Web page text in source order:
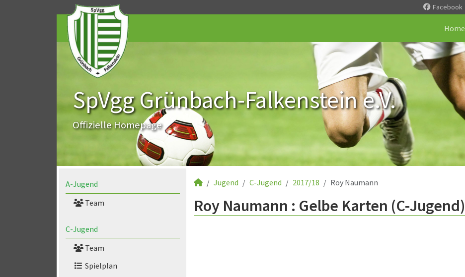
Facebook
Home
SpVgg Grünbach-Falkenstein e.V.
Offizielle Homepage
A-Jugend
Team
C-Jugend
Team
Spielplan
Jugend C-Jugend 2017/18 Roy Naumann
Roy Naumann : Gelbe Karten (C-Jugend)